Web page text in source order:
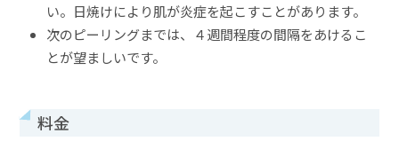
い。日焼けにより肌が炎症を起こすことがあります。
次のピーリングまでは、４週間程度の間隔をあけるこ
とが望ましいです。
料金